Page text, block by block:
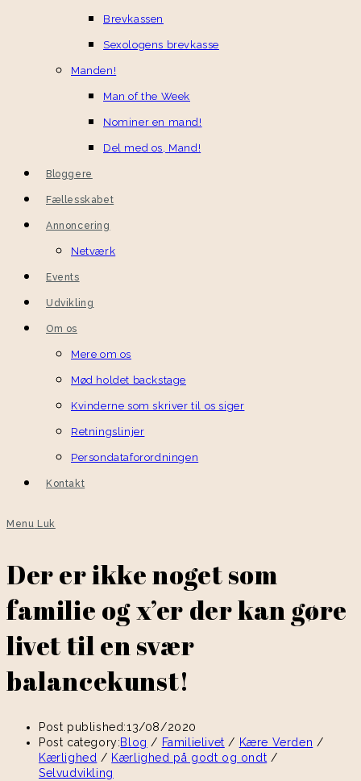
Brevkassen
Sexologens brevkasse
Manden!
Man of the Week
Nominer en mand!
Del med os, Mand!
Bloggere
Fællesskabet
Annoncering
Netværk
Events
Udvikling
Om os
Mere om os
Mød holdet backstage
Kvinderne som skriver til os siger
Retningslinjer
Persondataforordningen
Kontakt
Menu Luk
Der er ikke noget som
familie og x’er der kan gøre
livet til en svær
balancekunst!
Post published:13/08/2020
Post category:Blog / Familielivet / Kære Verden /
Kærlighed / Kærlighed på godt og ondt /
Selvudvikling